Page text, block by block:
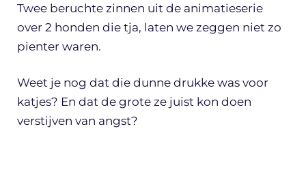
Twee beruchte zinnen uit de animatieserie
over 2 honden die tja, laten we zeggen niet zo
pienter waren.
Weet je nog dat die dunne drukke was voor
katjes? En dat de grote ze juist kon doen
verstijven van angst?